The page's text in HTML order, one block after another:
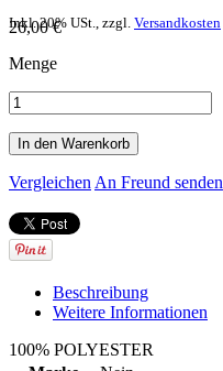
26,00 €
Inkl. 20% USt. zzgl. Versandkosten
Menge
In den Warenkorb
Vergleichen An Freund senden
Beschreibung
Weitere Informationen
100% POLYESTER